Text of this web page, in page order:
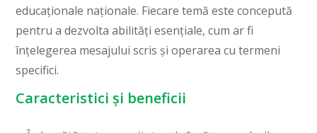
educaționale naționale. Fiecare temă este concepută
pentru a dezvolta abilități esențiale, cum ar fi
înțelegerea mesajului scris și operarea cu termeni
specifici.
Caracteristici și beneficii